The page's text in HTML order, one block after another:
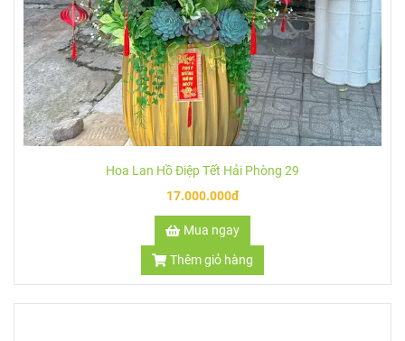
Hoa Lan Hồ Điệp Tết Hải Phòng 30
9.500.000đ
Mua ngay
Thêm giỏ hàng